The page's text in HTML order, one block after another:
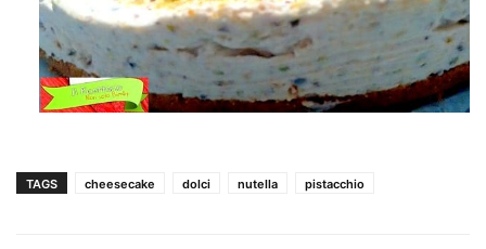
TAGS cheesecake dolci nutella pistacchio